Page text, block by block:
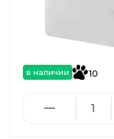
в наличии 10